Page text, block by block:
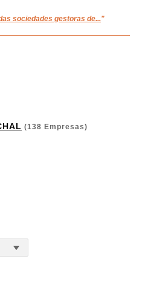
sociedades gestoras de..."
(138 Empresas)